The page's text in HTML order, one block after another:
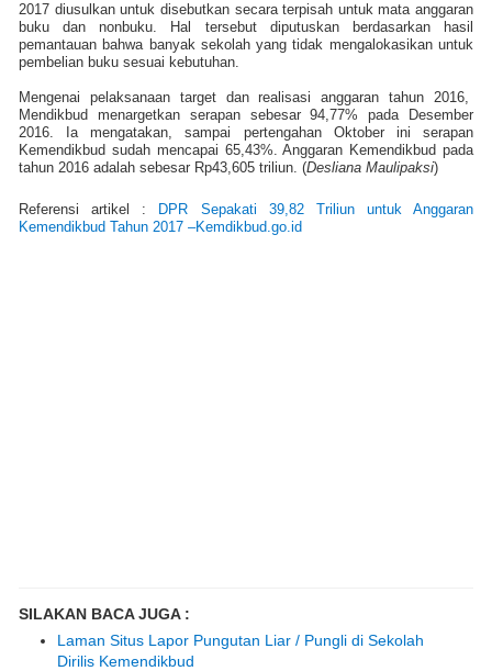
2017 diusulkan untuk disebutkan secara terpisah untuk mata anggaran
buku dan nonbuku. Hal tersebut diputuskan berdasarkan hasil
pemantauan bahwa banyak sekolah yang tidak mengalokasikan untuk
pembelian buku sesuai kebutuhan.
Mengenai pelaksanaan target dan realisasi anggaran tahun 2016,
Mendikbud menargetkan serapan sebesar 94,77% pada Desember
2016. Ia mengatakan, sampai pertengahan Oktober ini serapan
Kemendikbud sudah mencapai 65,43%. Anggaran Kemendikbud pada
tahun 2016 adalah sebesar Rp43,605 triliun. (Desliana Maulipaksi)
Referensi artikel : DPR Sepakati 39,82 Triliun untuk Anggaran
Kemendikbud Tahun 2017 –Kemdikbud.go.id
SILAKAN BACA JUGA :
Laman Situs Lapor Pungutan Liar / Pungli di Sekolah
Dirilis Kemendikbud